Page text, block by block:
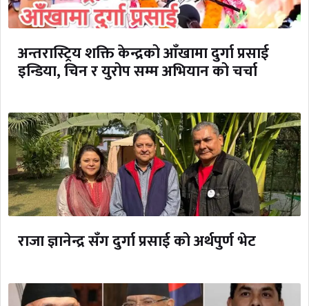
अन्तरास्ट्रिय शक्ति केन्द्रको आँखामा दुर्गा प्रसाई
इन्डिया, चिन र युरोप सम्म अभियान को चर्चा
राजा ज्ञानेन्द्र सँग दुर्गा प्रसाई को अर्थपुर्ण भेट